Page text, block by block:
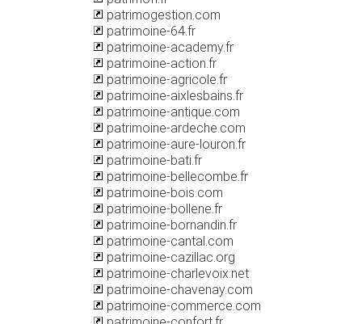
patrimogestion.com
patrimoine-64.fr
patrimoine-academy.fr
patrimoine-action.fr
patrimoine-agricole.fr
patrimoine-aixlesbains.fr
patrimoine-antique.com
patrimoine-ardeche.com
patrimoine-aure-louron.fr
patrimoine-bati.fr
patrimoine-bellecombe.fr
patrimoine-bois.com
patrimoine-bollene.fr
patrimoine-bornandin.fr
patrimoine-cantal.com
patrimoine-cazillac.org
patrimoine-charlevoix.net
patrimoine-chavenay.com
patrimoine-commerce.com